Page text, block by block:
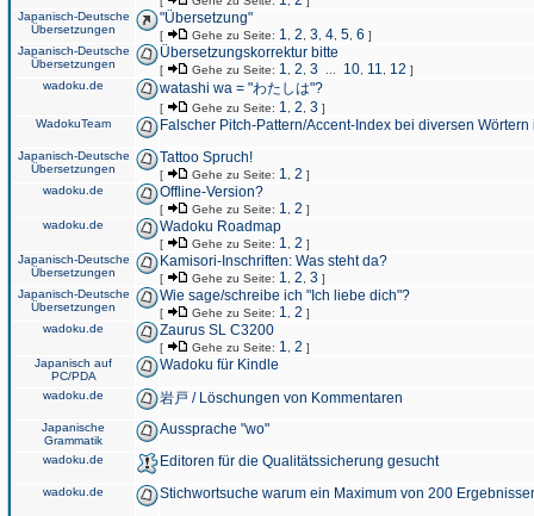
Japanisch-Deutsche
Übersetzungen
"Übersetzung"
[ Gehe zu Seite: 1 2 3 4 5 6 ]
Japanisch-Deutsche
Übersetzungen
Übersetzungskorrektur bitte
[ Gehe zu Seite: 1 2 3 10 11 12 ]
wadoku.de
watashi wa = "わたしは"?
[ Gehe zu Seite: 1 2 3 ]
WadokuTeam
Falscher Pitch-Pattern/Accent-Index bei diversen
Japanisch-Deutsche
Übersetzungen
Tattoo Spruch!
[ Gehe zu Seite: 1 2 ]
wadoku.de
Offline-Version?
[ Gehe zu Seite: 1 2 ]
wadoku.de
Wadoku Roadmap
[ Gehe zu Seite: 1 2 ]
Japanisch-Deutsche
Übersetzungen
Kamisori-Inschriften: Was steht da?
[ Gehe zu Seite: 1 2 3 ]
Japanisch-Deutsche
Übersetzungen
Wie sage/schreibe ich "Ich liebe dich"?
[ Gehe zu Seite: 1 2 ]
wadoku.de
Zaurus SL C3200
[ Gehe zu Seite: 1 2 ]
Japanisch auf
PC/PDA
Wadoku für Kindle
wadoku.de 岩戸 / Löschungen von Kommentaren
Japanische
Grammatik
Aussprache "wo"
wadoku.de Editoren für die Qualitätssicherung gesucht
wadoku.de Stichwortsuche warum ein Maximum von 200